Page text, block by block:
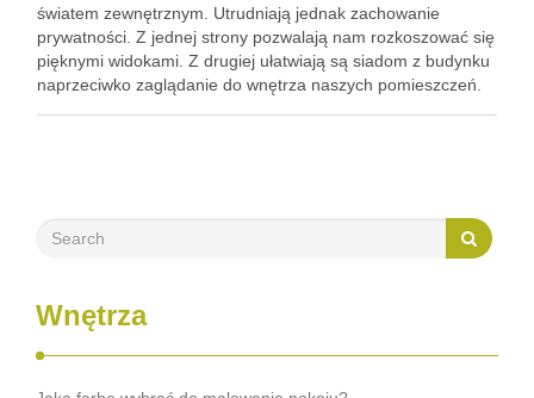
światem zewnętrznym. Utrudniają jednak zachowanie
prywatności. Z jednej strony pozwalają nam rozkoszować się
pięknymi widokami. Z drugiej ułatwiają są siadom z budynku
naprzeciwko zaglądanie do wnętrza naszych pomieszczeń.
Wnętrza